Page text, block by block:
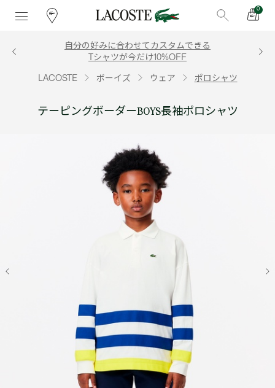
0
自分の好みに合わせてカスタムできる
Tシャツが今だけ10%OFF
LACOSTE ボーイズ ウェア ポロシャツ
テーピングボーダーBOYS長袖ポロシャツ